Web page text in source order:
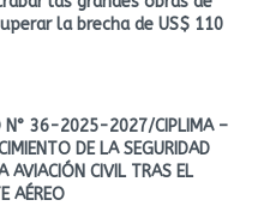
la brecha de US$ 110
N° 36-2025-2027/CIPLIMA –
DE LA SEGURIDAD
AVIACIÓN CIVIL TRAS EL
AÉREO